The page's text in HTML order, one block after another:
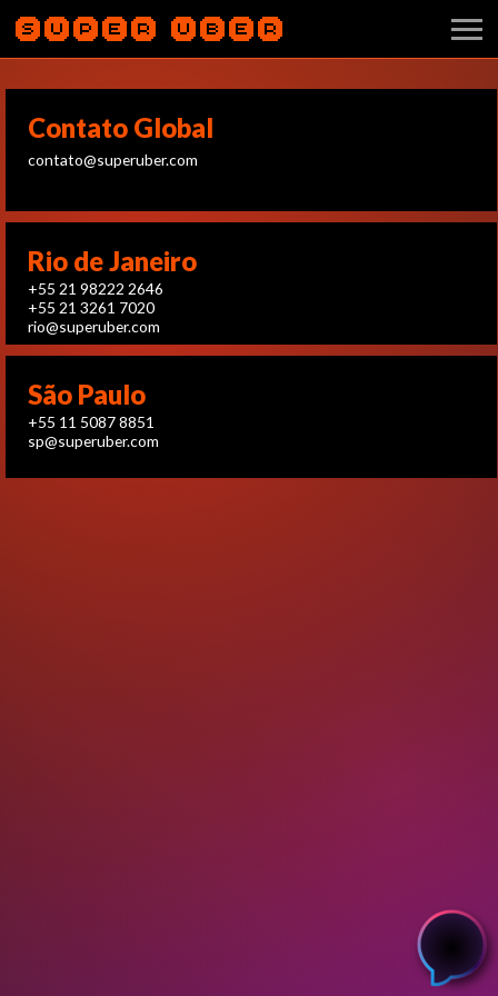
Contato Global
contato@superuber.com
Rio de Janeiro
+55 21 98222 2646
+55 21 3261 7020
rio@superuber.com
São Paulo
+55 11 5087 8851
sp@superuber.com